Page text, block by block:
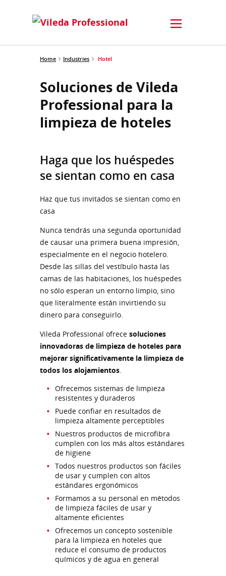
Home Industries Hotel
Soluciones de Vileda
Professional para la
limpieza de hoteles
Haga que los huéspedes
se sientan como en casa
Haz que tus invitados se sientan como en
casa
Nunca tendrás una segunda oportunidad
de causar una primera buena impresión,
especialmente en el negocio hotelero.
Desde las sillas del vestíbulo hasta las
camas de las habitaciones, los huéspedes
no sólo esperan un entorno limpio, sino
que literalmente están invirtiendo su
dinero para conseguirlo.
Vileda Professional ofrece soluciones
innovadoras de limpieza de hoteles para
mejorar significativamente la limpieza de
todos los alojamientos
Ofrecemos sistemas de limpieza
resistentes y duraderos
Puede confiar en resultados de
limpieza altamente perceptibles
Nuestros productos de microfibra
cumplen con los más altos estándares
de higiene
Todos nuestros productos son fáciles
de usar y cumplen con altos
estándares ergonómicos
Formamos a su personal en métodos
de limpieza fáciles de usar y
altamente eficientes
Ofrecemos un concepto sostenible
para la limpieza en hoteles que
reduce el consumo de productos
químicos y de agua en general